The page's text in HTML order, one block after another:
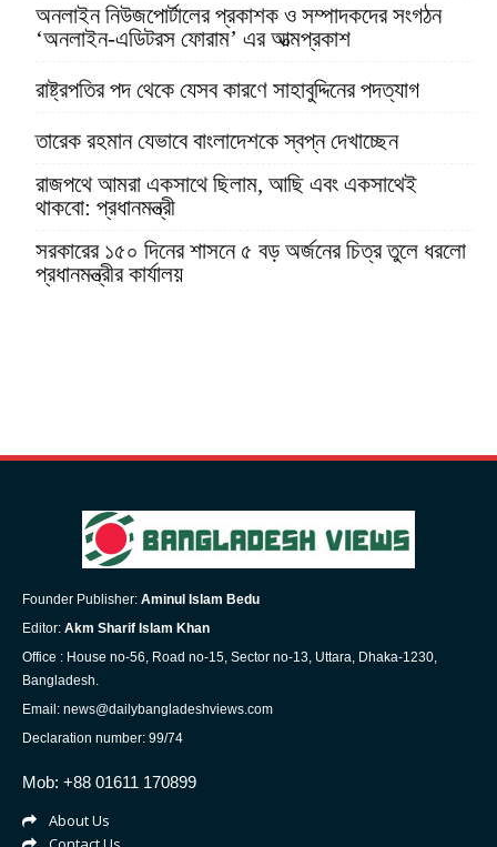
অনলাইন নিউজপোর্টালের প্রকাশক ও সম্পাদকদের সংগঠন
‘অনলাইন-এডিটরস ফোরাম’ এর আত্মপ্রকাশ
রাষ্ট্রপতির পদ থেকে যেসব কারণে সাহাবুদ্দিনের পদত্যাগ
তারেক রহমান যেভাবে বাংলাদেশকে স্বপ্ন দেখাচ্ছেন
রাজপথে আমরা একসাথে ছিলাম, আছি এবং একসাথেই
থাকবো: প্রধানমন্ত্রী
সরকারের ১৫০ দিনের শাসনে ৫ বড় অর্জনের চিত্র তুলে ধরলো
প্রধানমন্ত্রীর কার্যালয়
Founder Publisher: Aminul Islam Bedu
Editor: Akm Sharif Islam Khan
Office : House no-56, Road no-15, Sector no-13, Uttara, Dhaka-1230,
Bangladesh.
Email: news@dailybangladeshviews.com
Declaration number: 99/74
Mob: +88 01611 170899
About Us